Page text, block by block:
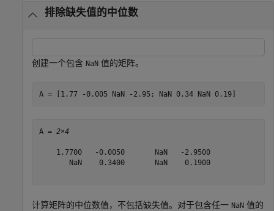
排除缺失值的中位数
创建一个包含 NaN 值的矩阵。
A = [1.77 -0.005 NaN -2.95; NaN 0.34 NaN 0.19]
A = 2×4
    1.7700   -0.0050       NaN   -2.9500
       NaN    0.3400       NaN    0.1900
计算矩阵的中位数值，不包括缺失值。对于包含任一 NaN 值的